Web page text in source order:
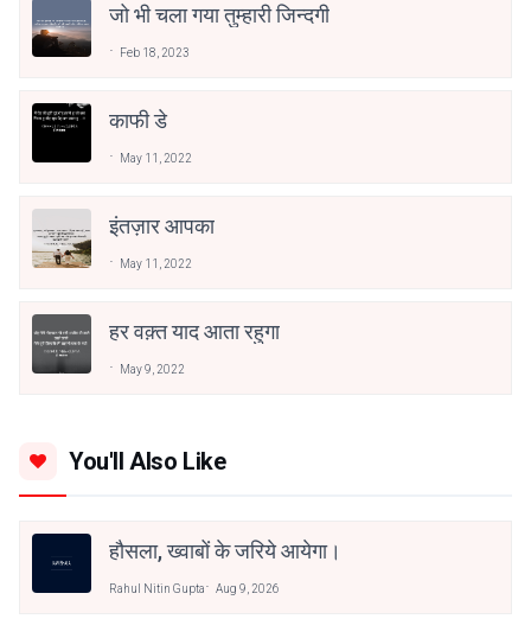
जो भी चला गया तुम्हारी जिन्दगी
Feb 18, 2023
काफी डे
May 11, 2022
इंतज़ार आपका
May 11, 2022
हर वक़्त याद आता रहुगा
May 9, 2022
You'll Also Like
हौसला, ख्वाबों के जरिये आयेगा।
Rahul Nitin Gupta Aug 9, 2026